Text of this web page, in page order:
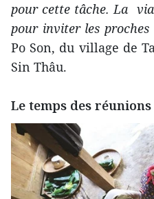
pour cette tâche. La
pour inviter les proches
Po Son, du village de
Sin Thâu.
Le temps des réunions